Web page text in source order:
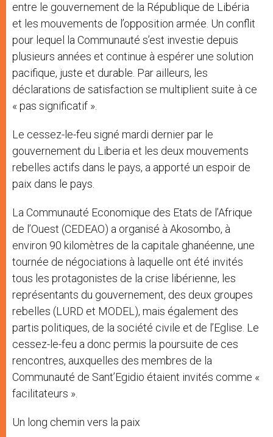
entre le gouvernement de la République de Libéria
et les mouvements de l’opposition armée. Un conflit
pour lequel la Communauté s’est investie depuis
plusieurs années et continue à espérer une solution
pacifique, juste et durable. Par ailleurs, les
déclarations de satisfaction se multiplient suite à ce
« pas significatif ».
Le cessez-le-feu signé mardi dernier par le
gouvernement du Liberia et les deux mouvements
rebelles actifs dans le pays, a apporté un espoir de
paix dans le pays.
La Communauté Economique des Etats de l’Afrique
de l’Ouest (CEDEAO) a organisé à Akosombo, à
environ 90 kilomètres de la capitale ghanéenne, une
tournée de négociations à laquelle ont été invités
tous les protagonistes de la crise libérienne, les
représentants du gouvernement, des deux groupes
rebelles (LURD et MODEL), mais également des
partis politiques, de la société civile et de l’Eglise. Le
cessez-le-feu a donc permis la poursuite de ces
rencontres, auxquelles des membres de la
Communauté de Sant’Egidio étaient invités comme «
facilitateurs ».
Un long chemin vers la paix